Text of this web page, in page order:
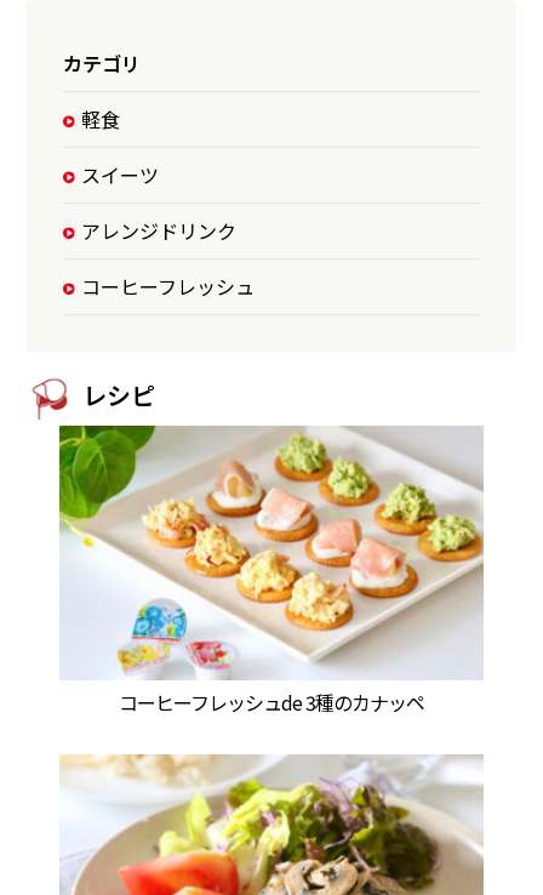
カテゴリ
軽食
スイーツ
アレンジドリンク
コーヒーフレッシュ
レシピ
コーヒーフレッシュde 3種のカナッペ